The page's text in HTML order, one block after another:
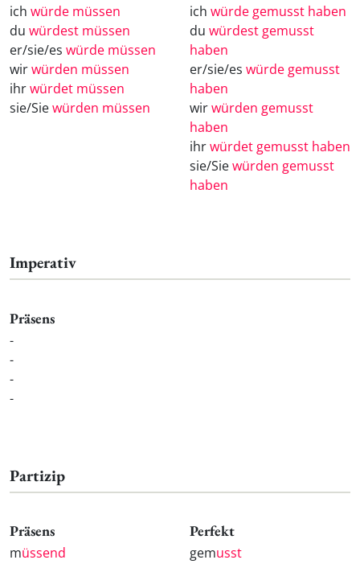
ich würde müssen
du würdest müssen
er/sie/es würde müssen
wirwürden müssen
ihrwürdet müssen
sie/Siewürden müssen
ich würde gemusst haben
du würdest gemusst
haben
er/sie/es würde gemusst
haben
wirwürden gemusst
haben
ihrwürdet gemusst haben
sie/Siewürden gemusst
haben
Imperativ
Präsens
-
-
-
-
Partizip
Präsens
müssend
Perfekt
gemusst